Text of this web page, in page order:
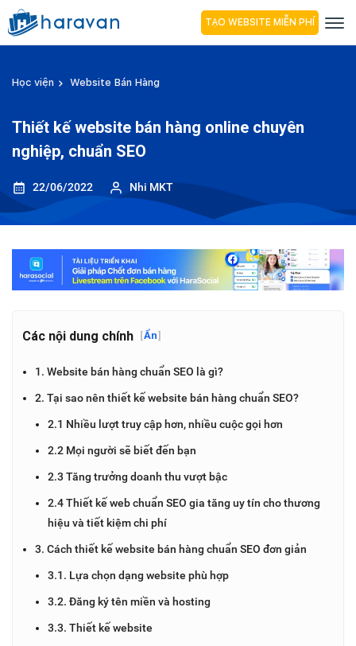
TẠO WEBSITE MIỄN PHÍ
Học viện Website Bán Hàng
Thiết kế website bán hàng online chuyên
nghiệp, chuẩn SEO
22/06/2022 Nhi MKT
Các nội dung chính [Ẩn]
1. Website bán hàng chuẩn SEO là gì?
2. Tại sao nên thiết kế website bán hàng chuẩn SEO?
2.1 Nhiều lượt truy cập hơn, nhiều cuộc gọi hơn
2.2 Mọi người sẽ biết đến bạn
2.3 Tăng trưởng doanh thu vượt bậc
2.4 Thiết kế web chuẩn SEO gia tăng uy tín cho thương
hiệu và tiết kiệm chi phí
3. Cách thiết kế website bán hàng chuẩn SEO đơn giản
3.1. Lựa chọn dạng website phù hợp
3.2. Đăng ký tên miền và hosting
3.3. Thiết kế website